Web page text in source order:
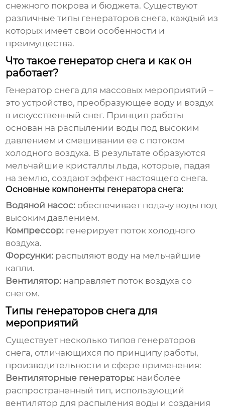
снежного покрова и бюджета. Существуют
различные типы генераторов снега, каждый из
которых имеет свои особенности и
преимущества.
Что такое генератор снега и как он
работает?
Генератор снега для массовых мероприятий –
это устройство, преобразующее воду и воздух
в искусственный снег. Принцип работы
основан на распылении воды под высоким
давлением и смешивании ее с потоком
холодного воздуха. В результате образуются
мельчайшие кристаллы льда, которые, падая
на землю, создают эффект настоящего снега.
Основные компоненты генератора снега:
Водяной насос: обеспечивает подачу воды под
высоким давлением.
Компрессор: генерирует поток холодного
воздуха.
Форсунки: распыляют воду на мельчайшие
капли.
Вентилятор: направляет поток воздуха со
снегом.
Типы генераторов снега для
мероприятий
Существует несколько типов генераторов
снега, отличающихся по принципу работы,
производительности и сфере применения:
Вентиляторные генераторы: наиболее
распространенный тип, использующий
вентилятор для распыления воды и создания